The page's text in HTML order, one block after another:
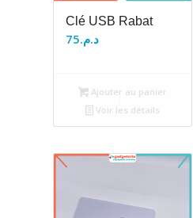
Clé USB Rabat
د.م.75
Ajouter au panier
Voir les détails